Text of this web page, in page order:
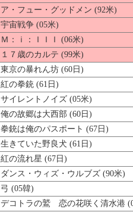
ア・フュー・グッドメン (92米)
宇宙戦争 (05米)
Ｍ：ｉ：ＩＩＩ (06米)
１７歳のカルテ (99米)
東京の暴れん坊 (60日)
紅の拳銃 (61日)
サイレントノイズ (05米)
俺の故郷は大西部 (60日)
拳銃は俺のパスポート (67日)
生きていた野良犬 (61日)
紅の流れ星 (67日)
ダンス・ウィズ・ウルブズ (90米)
弓 (05韓)
デコトラの鷲 恋の花咲く清水港